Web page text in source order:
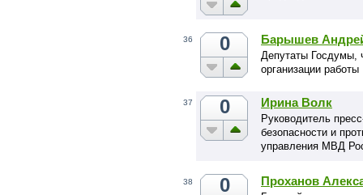
36 0 Барышев
Депутаты Госдумы,
организации
37 0 Ирина Волк
Руководитель
безопасности и
управления МВД
38 0 Проханов